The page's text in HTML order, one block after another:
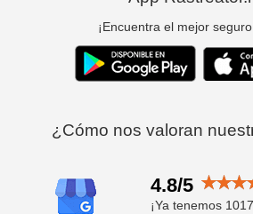
¡Encuentra el mejor
¿Cómo nos valoran
4.8/5
¡Ya tenemos